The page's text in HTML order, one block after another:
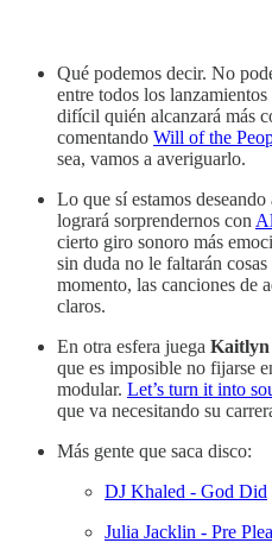
Qué podemos decir. No
entre todos los
difícil quién alcanzará más
comentando Will of the
sea, vamos a averiguarlo.
Lo que sí estamos deseando
logrará sorprendernos con
cierto giro sonoro más
sin duda no le faltarán
momento, las canciones de
claros.
En otra esfera juega Kaitlyn
que es imposible no fijarse
modular. Let’s turn it into
que va necesitando su
Más gente que saca disco:
DJ Khaled - God Did
Julia Jacklin - Pre